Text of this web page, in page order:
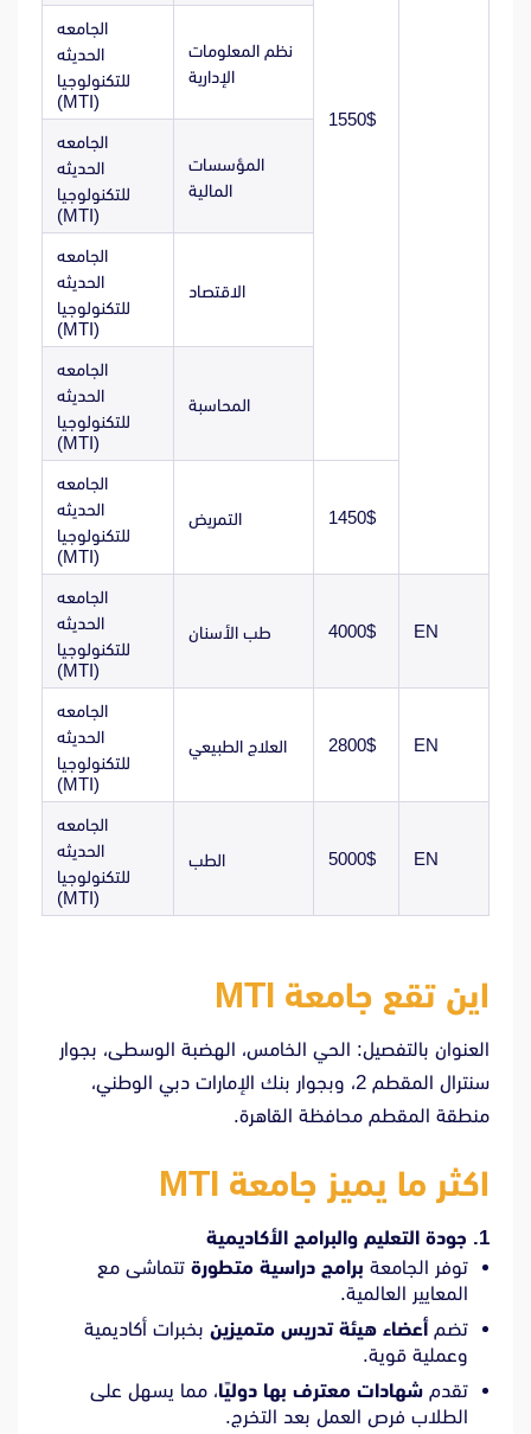
1550$
الجامعه
الحديثه
للتكنولوجيا
(MTI)
نظم المعلومات
الإدارية
الجامعه
الحديثه
للتكنولوجيا
(MTI)
المؤسسات
المالية
الجامعه
الحديثه
للتكنولوجيا
(MTI)
الاقتصاد
الجامعه
الحديثه
للتكنولوجيا
(MTI)
المحاسبة
الجامعه
الحديثه
للتكنولوجيا
(MTI)
التمريض 1450$
الجامعه
الحديثه
للتكنولوجيا
(MTI)
طب الأسنان 4000$ EN
الجامعه
الحديثه
للتكنولوجيا
(MTI)
العلاج الطبيعي 2800$ EN
الجامعه
الحديثه
للتكنولوجيا
(MTI)
الطب 5000$ EN
اين تقع جامعة MTI
العنوان بالتفصيل: الحي الخامس، الهضبة الوسطى، بجوار
سنترال المقطم 2، وبجوار بنك الإمارات دبي الوطني،
منطقة المقطم محافظة القاهرة.
اكثر ما يميز جامعة MTI
1. جودة التعليم والبرامج الأكاديمية
توفر الجامعة برامج دراسية متطورة تتماشى مع
المعايير العالمية.
تضم أعضاء هيئة تدريس متميزين بخبرات أكاديمية
وعملية قوية.
تقدم شهادات معترف بها دوليًا، مما يسهل على
الطلاب فرص العمل بعد التخرج.